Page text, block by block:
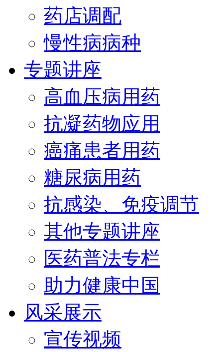
药店调配
慢性病病种
专题讲座
高血压病用药
抗凝药物应用
癌痛患者用药
糖尿病用药
抗感染、免疫调节
其他专题讲座
医药普法专栏
助力健康中国
风采展示
宣传视频